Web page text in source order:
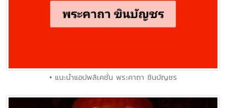
• แนะนำแอปพลิเคชั่น พระคาถา ชินบัญชร